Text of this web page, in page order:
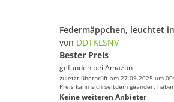
von DDTKLSNV
Bester Preis
gefunden bei Amazon
zuletzt überprüft am 27.09.2025 um
Preis kann sich seitdem geändert
Keine weiteren Anbieter